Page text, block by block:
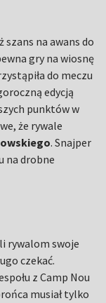
szans na awans do
gry na wiosnę
do meczu
edycją
punktów w
że rywale
. Snajper
na drobne
rywalom swoje
czekać.
z Camp Nou
musiał tylko